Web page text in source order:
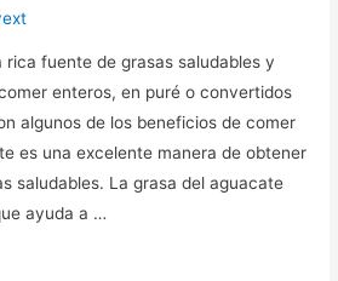
rica fuente de grasas saludables y
enteros, en puré o convertidos
algunos de los beneficios de comer
es una excelente manera de obtener
saludables. La grasa del aguacate
ayuda a …